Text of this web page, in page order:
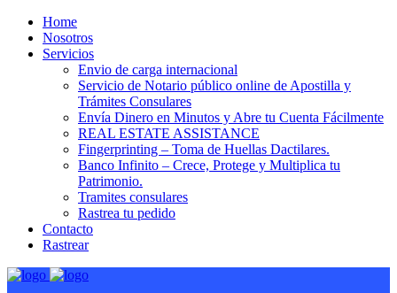
Home
Nosotros
Servicios
Envio de carga internacional
Servicio de Notario público online de Apostilla y
Trámites Consulares
Envía Dinero en Minutos y Abre tu Cuenta Fácilmente
REAL ESTATE ASSISTANCE
Fingerprinting – Toma de Huellas Dactilares.
Banco Infinito – Crece, Protege y Multiplica tu
Patrimonio.
Tramites consulares
Rastrea tu pedido
Contacto
Rastrear